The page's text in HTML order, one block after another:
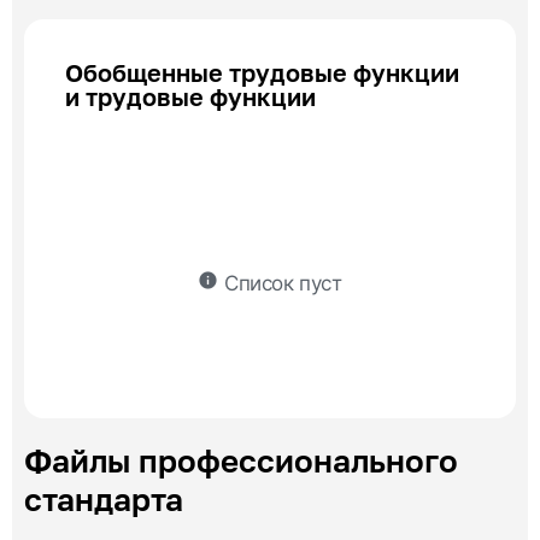
Обобщенные трудовые функции
и трудовые функции
info Список пуст
Файлы профессионального
стандарта